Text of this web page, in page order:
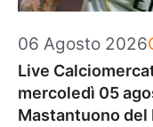
06 Agosto 2026
Live
mercoledì 05
Mastantuono del